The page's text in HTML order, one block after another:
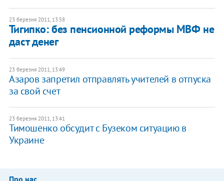
23 березня 2011, 13:58
Тигипко: без пенсионной реформы МВФ не
даст денег
23 березня 2011, 13:49
Азаров запретил отправлять учителей в отпуска
за свой счет
23 березня 2011, 13:41
Тимошенко обсудит с Бузеком ситуацию в
Украине
Про нас